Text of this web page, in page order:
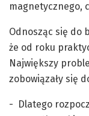
magnetycznego,
Odnosząc się do
że od roku
Największy
zobowiązały się
- Dlatego